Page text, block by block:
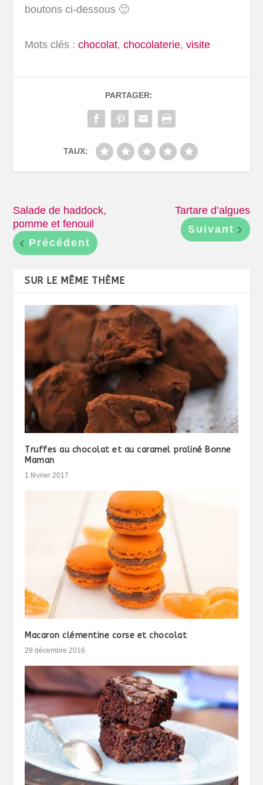
boutons ci-dessous 🙂
Mots clés : chocolat,chocolaterie,visite
PARTAGER:
TAUX:
Salade de haddock,
pomme et fenouil
Précédent
Tartare d’algues
Suivant
SUR LE MÊME THÈME
Truffes au chocolat et au caramel praliné Bonne
Maman
1 février 2017
Macaron clémentine corse et chocolat
29 décembre 2016